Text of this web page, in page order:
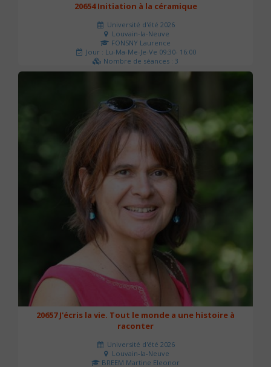
20654 Initiation à la céramique
Université d'été 2026
Louvain-la-Neuve
FONSNY Laurence
Jour : Lu-Ma-Me-Je-Ve 09:30- 16:00
Nombre de séances : 3
190 €
20657 J'écris la vie. Tout le monde a une histoire à
raconter
Université d'été 2026
Louvain-la-Neuve
BREEM Martine Eleonor